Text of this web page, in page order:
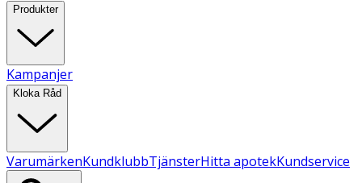
Produkter
Kampanjer
Kloka Råd
VarumärkenKundklubbTjänsterHitta apotekKundservice